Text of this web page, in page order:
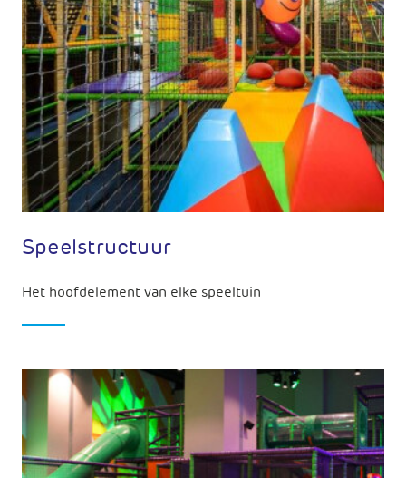
Speelstructuur
Het hoofdelement van elke speeltuin